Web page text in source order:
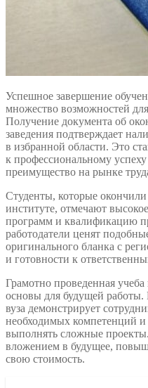
Успешное завершение
множество возможностей
Получение документа об
заведения подтверждает
в избранной области. Это
к профессиональному
преимущество на рынке
Студенты, которые
институте, отмечают
программ и квалификацию
работодатели ценят
оригинального бланка с
и готовности к
Грамотно проведенная
основы для будущей работы.
вуза демонстрирует
необходимых компетенций и
выполнять сложные
вложением в будущее,
свою стоимость.